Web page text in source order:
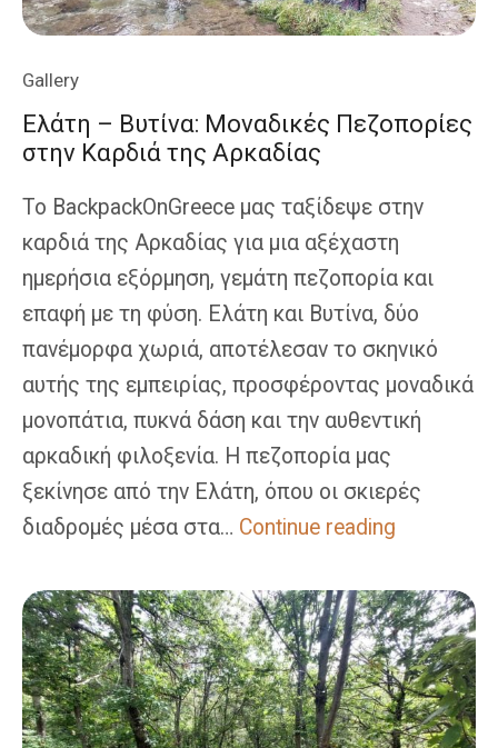
Gallery
Ελάτη – Βυτίνα: Μοναδικές Πεζοπορίες
στην Καρδιά της Αρκαδίας
Το BackpackOnGreece μας ταξίδεψε στην
καρδιά της Αρκαδίας για μια αξέχαστη
ημερήσια εξόρμηση, γεμάτη πεζοπορία και
επαφή με τη φύση. Ελάτη και Βυτίνα, δύο
πανέμορφα χωριά, αποτέλεσαν το σκηνικό
αυτής της εμπειρίας, προσφέροντας μοναδικά
μονοπάτια, πυκνά δάση και την αυθεντική
αρκαδική φιλοξενία. Η πεζοπορία μας
ξεκίνησε από την Ελάτη, όπου οι σκιερές
διαδρομές μέσα στα… Continue reading
Βυτίνα:
Μοναδικές
Πεζοπορίες
Στην
Καρδιά
Της